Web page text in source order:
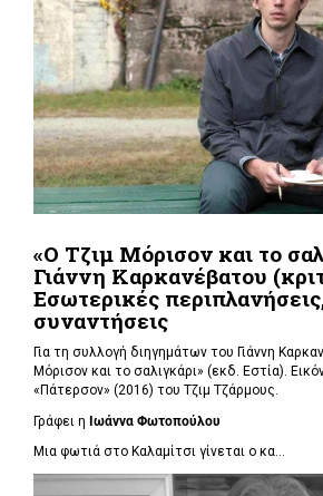
«Ο Τζιμ Μόρισον και το
Γιάννη Καρκανέβατου
Εσωτερικές
συναντήσεις
Για τη συλλογή διηγημάτων του Γιάννη
Μόρισον και το σαλιγκάρι» (εκδ. Εστία).
«Πάτερσον» (2016) του Τζιμ Τζάρμους.
Γράφει η Ιωάννα Φωτοπούλου
Μια φωτιά στο Καλαμίτσι γίνεται ο κα...